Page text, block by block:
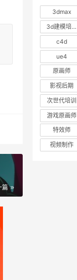
篇
3dmax
3d建模培训班
c4d
ue4
原画师
影视后期
次世代培训
游戏原画师
特效师
视频制作